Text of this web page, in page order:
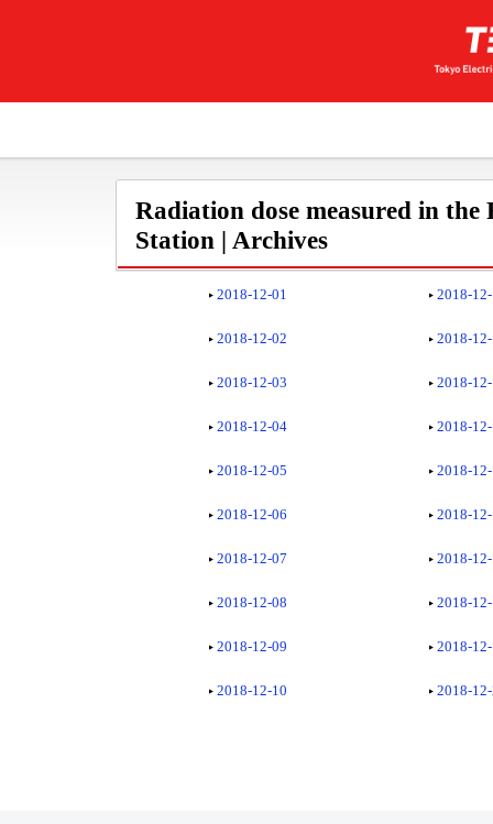
Radiation dose measured in
Station | Archives
2018-12-01 2018-
2018-12-02 2018-
2018-12-03 2018-
2018-12-04 2018-
2018-12-05 2018-
2018-12-06 2018-
2018-12-07 2018-
2018-12-08 2018-
2018-12-09 2018-
2018-12-10 2018-